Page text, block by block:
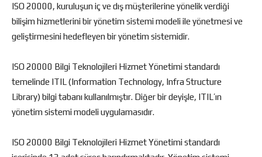
ISO 20000, kuruluşun iç ve dış müşterilerine yönelik verdiği
bilişim hizmetlerini bir yönetim sistemi modeli ile yönetmesi ve
geliştirmesini hedefleyen bir yönetim sistemidir.
ISO 20000 Bilgi Teknolojileri Hizmet Yönetimi standardı
temelinde ITIL (Information Technology, Infra Structure
Library) bilgi tabanı kullanılmıştır. Diğer bir deyişle, ITIL’ın
yönetim sistemi modeli uygulamasıdır.
ISO 20000 Bilgi Teknolojileri Hizmet Yönetimi standardı